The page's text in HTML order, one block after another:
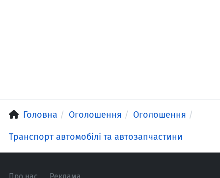
Головна Оголошення Оголошення
Транспорт автомобілі та автозапчастини
Про нас Реклама